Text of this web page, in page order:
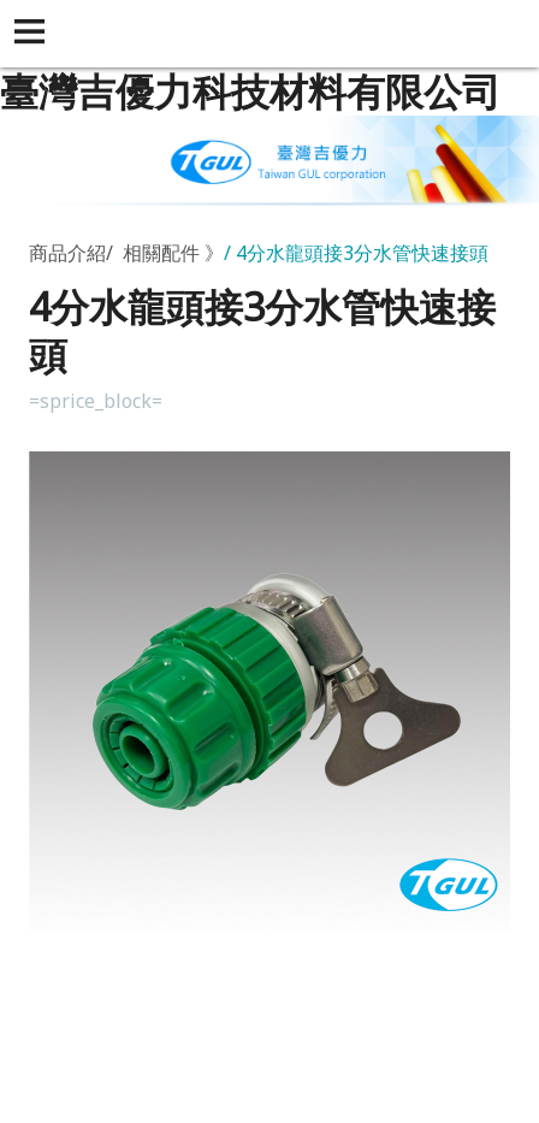
臺灣吉優力科技材料有限公司
商品介紹 相關配件 》 4分水龍頭接3分水管快速接頭
4分水龍頭接3分水管快速接
頭
=sprice_block=